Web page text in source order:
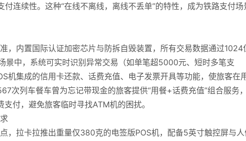
连续性。这种“在线不离线，离线不丢单”的特性，成为铁路支付场
，内置国际认证加密芯片与防拆自毁装置，所有交易数据通过1024
景中，系统可实时识别异常交易（如单笔超5000元、短时多笔支
机集成的信用卡还款、话费充值、电子发票开具等功能，使旅客在
次列车餐车曾为忘记带现金的旅客提供“用餐+话费充值”组合服务
付，避免旅客临时寻找ATM机的困扰。
，拉卡拉推出重量仅380克的电签版POS机，配备5英寸触控屏与